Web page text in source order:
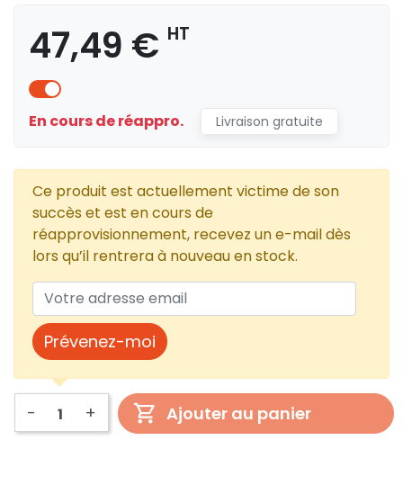
47,49 € HT
En cours de réappro. Livraison gratuite
Ce produit est actuellement victime de son
succès et est en cours de
réapprovisionnement, recevez un e-mail dès
lors qu’il rentrera à nouveau en stock.
Prévenez-moi
- + Ajouter au panier